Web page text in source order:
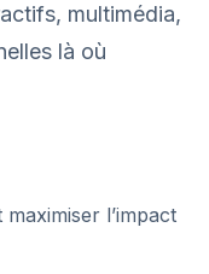
multimédia,
là où
l’impact